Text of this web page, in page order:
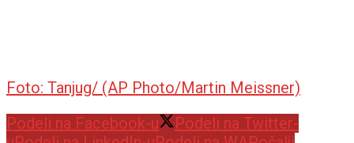
Foto: Tanjug/ (AP Photo/Martin Meissner)
Podeli na Facebook-u
Podeli na Twitter-